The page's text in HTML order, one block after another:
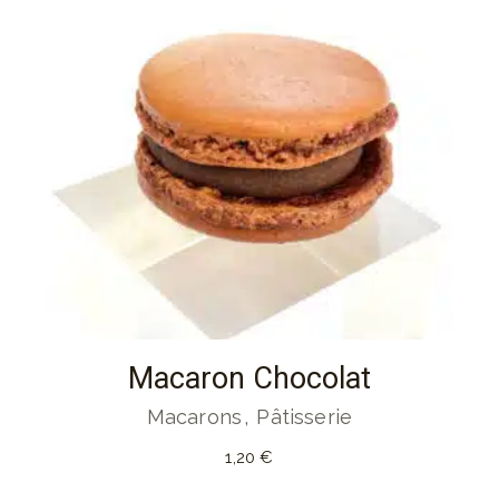
Macaron Chocolat
Macarons Pâtisserie
1,20€